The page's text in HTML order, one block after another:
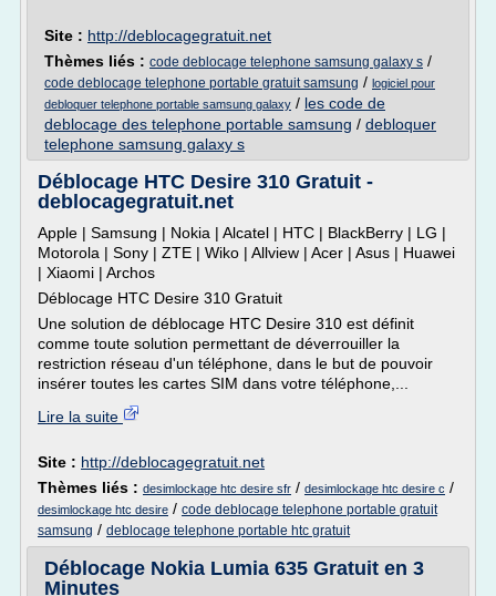
Site : http://deblocagegratuit.net
Thèmes liés : code deblocage telephone samsung galaxy s /
code deblocage telephone portable gratuit samsung / logiciel pour
debloquer telephone portable samsung galaxy / les code de
deblocage des telephone portable samsung / debloquer
telephone samsung galaxy s
Déblocage HTC Desire 310 Gratuit -
deblocagegratuit.net
Apple | Samsung | Nokia | Alcatel | HTC | BlackBerry | LG |
Motorola | Sony | ZTE | Wiko | Allview | Acer | Asus | Huawei
| Xiaomi | Archos
Déblocage HTC Desire 310 Gratuit
Une solution de déblocage HTC Desire 310 est définit
comme toute solution permettant de déverrouiller la
restriction réseau d'un téléphone, dans le but de pouvoir
insérer toutes les cartes SIM dans votre téléphone,...
Lire la suite
Site : http://deblocagegratuit.net
Thèmes liés : desimlockage htc desire sfr / desimlockage htc desire c /
desimlockage htc desire / code deblocage telephone portable gratuit
samsung / deblocage telephone portable htc gratuit
Déblocage Nokia Lumia 635 Gratuit en 3
Minutes